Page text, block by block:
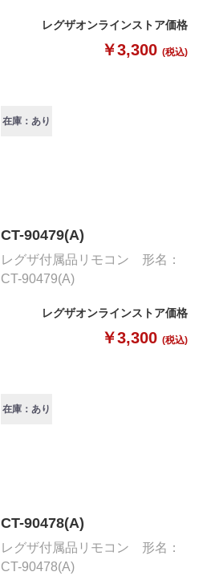
レグザオンラインストア価格
￥3,300 (税込)
在庫：あり
CT-90479(A)
レグザ付属品リモコン 形名：
CT-90479(A)
レグザオンラインストア価格
￥3,300 (税込)
在庫：あり
CT-90478(A)
レグザ付属品リモコン 形名：
CT-90478(A)